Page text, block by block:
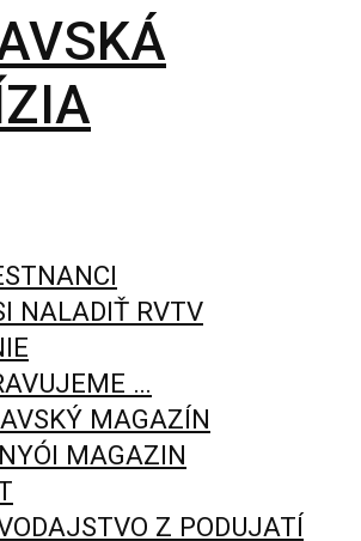
NALADIŤ RVTV
…
MAGAZÍN
MAGAZIN
Z PODUJATÍ